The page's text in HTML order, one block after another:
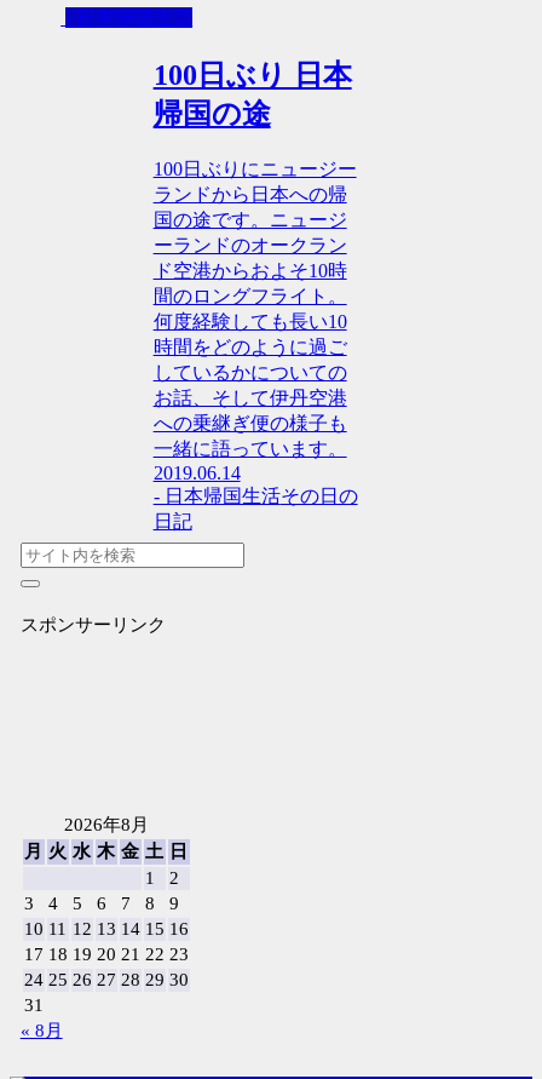
- 日本帰国生活
100日ぶり 日本
帰国の途
100日ぶりにニュージー
ランドから日本への帰
国の途です。ニュージ
ーランドのオークラン
ド空港からおよそ10時
間のロングフライト。
何度経験しても長い10
時間をどのように過ご
しているかについての
お話、そして伊丹空港
への乗継ぎ便の様子も
一緒に語っています。
2019.06.14
- 日本帰国生活その日の
日記
スポンサーリンク
2026年8月
月
火 水 木 金 土
日
1
2
3
4 5 6 7 8
9
10 11 12 13 14 15 16
17 18 19 20 21 22 23
24 25 26 27 28 29 30
31
« 8月